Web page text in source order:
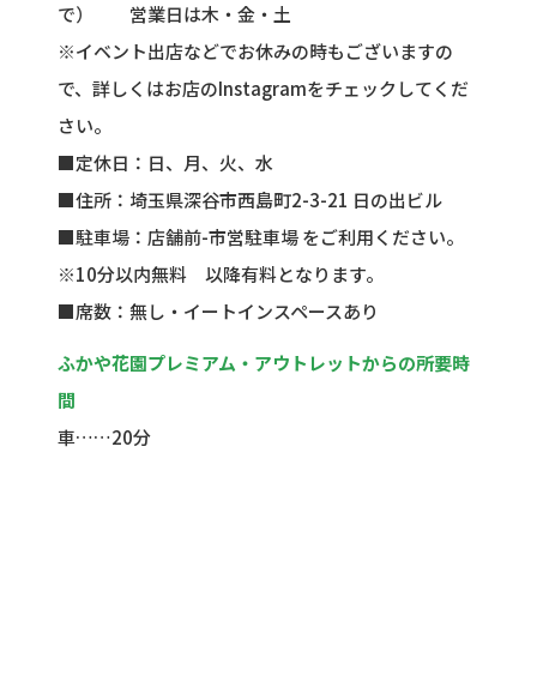
で） 営業日は木・金・土
※イベント出店などでお休みの時もございますの
で、詳しくはお店のInstagramをチェックしてくだ
さい。
■定休日：日、月、火、水
■住所：埼玉県深谷市西島町2-3-21 日の出ビル
■駐車場：店舗前-市営駐車場 をご利用ください。
※10分以内無料 以降有料となります。
■席数：無し・イートインスペースあり
ふかや花園プレミアム・アウトレットからの所要時
間
車……20分